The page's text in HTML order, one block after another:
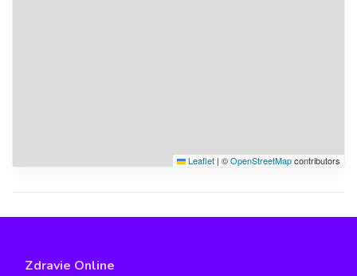
Leaflet | ©OpenStreetMapcontributors
Zdravie Online